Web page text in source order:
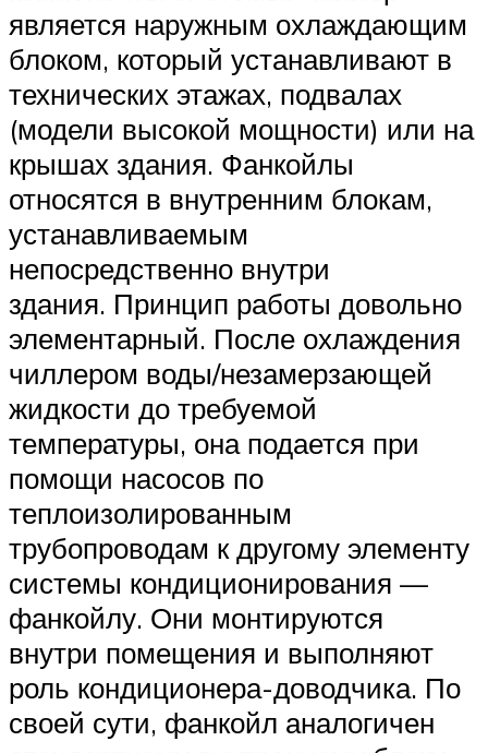
является наружным охлаждающим
блоком, который устанавливают в
технических этажах, подвалах
(модели высокой мощности) или на
крышах здания. Фанкойлы
относятся в внутренним блокам,
устанавливаемым
непосредственно внутри
здания. Принцип работы довольно
элементарный. После охлаждения
чиллером воды/незамерзающей
жидкости до требуемой
температуры, она подается при
помощи насосов по
теплоизолированным
трубопроводам к другому элементу
системы кондиционирования —
фанкойлу. Они монтируются
внутри помещения и выполняют
роль кондиционера-доводчика. По
своей сути, фанкойл аналогичен